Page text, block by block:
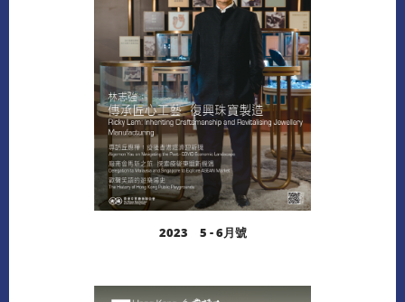
下載
2023 5 - 6月號